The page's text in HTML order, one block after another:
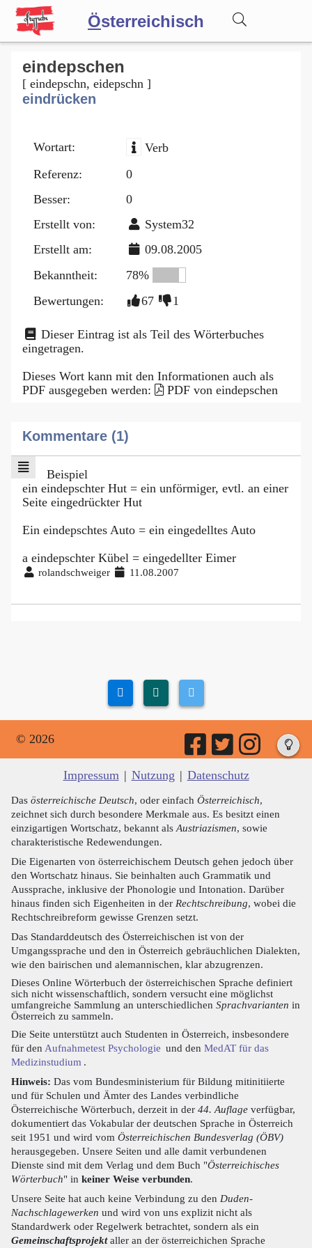
Österreichisch
Wörterbuch
Forum
Blog
eindepschen
[ eindepschn, eidepschn ]
eindrücken
Wortart:
Verb
Referenz:
0
Besser:
0
Erstellt von:
System32
Erstellt am:
09.08.2005
Bekanntheit:
78%
Bewertungen:
67 1
Dieser Eintrag ist als Teil des Wörterbuches
eingetragen.
Dieses Wort kann mit den Informationen auch als
PDF ausgegeben werden:
PDF von eindepschen
Kommentare (1)
Beispiel
ein eindepschter Hut = ein unförmiger, evtl. an einer
Seite eingedrückter Hut
Ein eindepschtes Auto = ein eingedelltes Auto
a eindepschter Kübel = eingedellter Eimer
rolandschweiger 11.08.2007
© 2026
Impressum | Nutzung | Datenschutz
Das österreichische Deutsch, oder einfach Österreichisch,
zeichnet sich durch besondere Merkmale aus. Es besitzt einen
einzigartigen Wortschatz, bekannt als Austriazismen, sowie
charakteristische Redewendungen.
Die Eigenarten von österreichischem Deutsch gehen jedoch über
den Wortschatz hinaus. Sie beinhalten auch Grammatik und
Aussprache, inklusive der Phonologie und Intonation. Darüber
hinaus finden sich Eigenheiten in der Rechtschreibung, wobei die
Rechtschreibreform gewisse Grenzen setzt.
Das Standarddeutsch des Österreichischen ist von der
Umgangssprache und den in Österreich gebräuchlichen Dialekten,
wie den bairischen und alemannischen, klar abzugrenzen.
Dieses Online Wörterbuch der österreichischen Sprache definiert
sich nicht wissenschaftlich, sondern versucht eine möglichst
umfangreiche Sammlung an unterschiedlichen Sprachvarianten in
Österreich zu sammeln.
Die Seite unterstützt auch Studenten in Österreich, insbesondere
für den Aufnahmetest Psychologie und den MedAT für das
Medizinstudium .
Hinweis: Das vom Bundesministerium für Bildung mitinitiierte
und für Schulen und Ämter des Landes verbindliche
Österreichische Wörterbuch, derzeit in der 44. Auflage verfügbar,
dokumentiert das Vokabular der deutschen Sprache in Österreich
seit 1951 und wird vom Österreichischen Bundesverlag (ÖBV)
herausgegeben. Unsere Seiten und alle damit verbundenen
Dienste sind mit dem Verlag und dem Buch "Österreichisches
Wörterbuch" in keiner Weise verbunden.
Unsere Seite hat auch keine Verbindung zu den Duden-
Nachschlagewerken und wird von uns explizit nicht als
Standardwerk oder Regelwerk betrachtet, sondern als ein
Gemeinschaftsprojektaller an der österreichichen Sprache